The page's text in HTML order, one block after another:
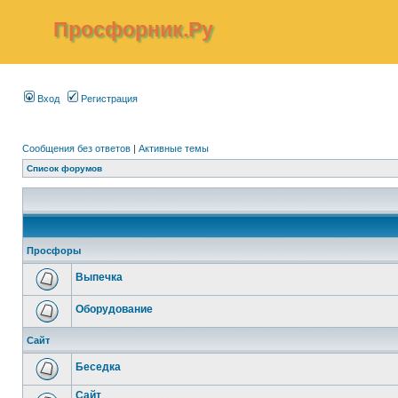
Просфорник.Ру
Вход Регистрация
Сообщения без ответов | Активные темы
Список форумов
Просфоры
Выпечка
Оборудование
Сайт
Беседка
Сайт